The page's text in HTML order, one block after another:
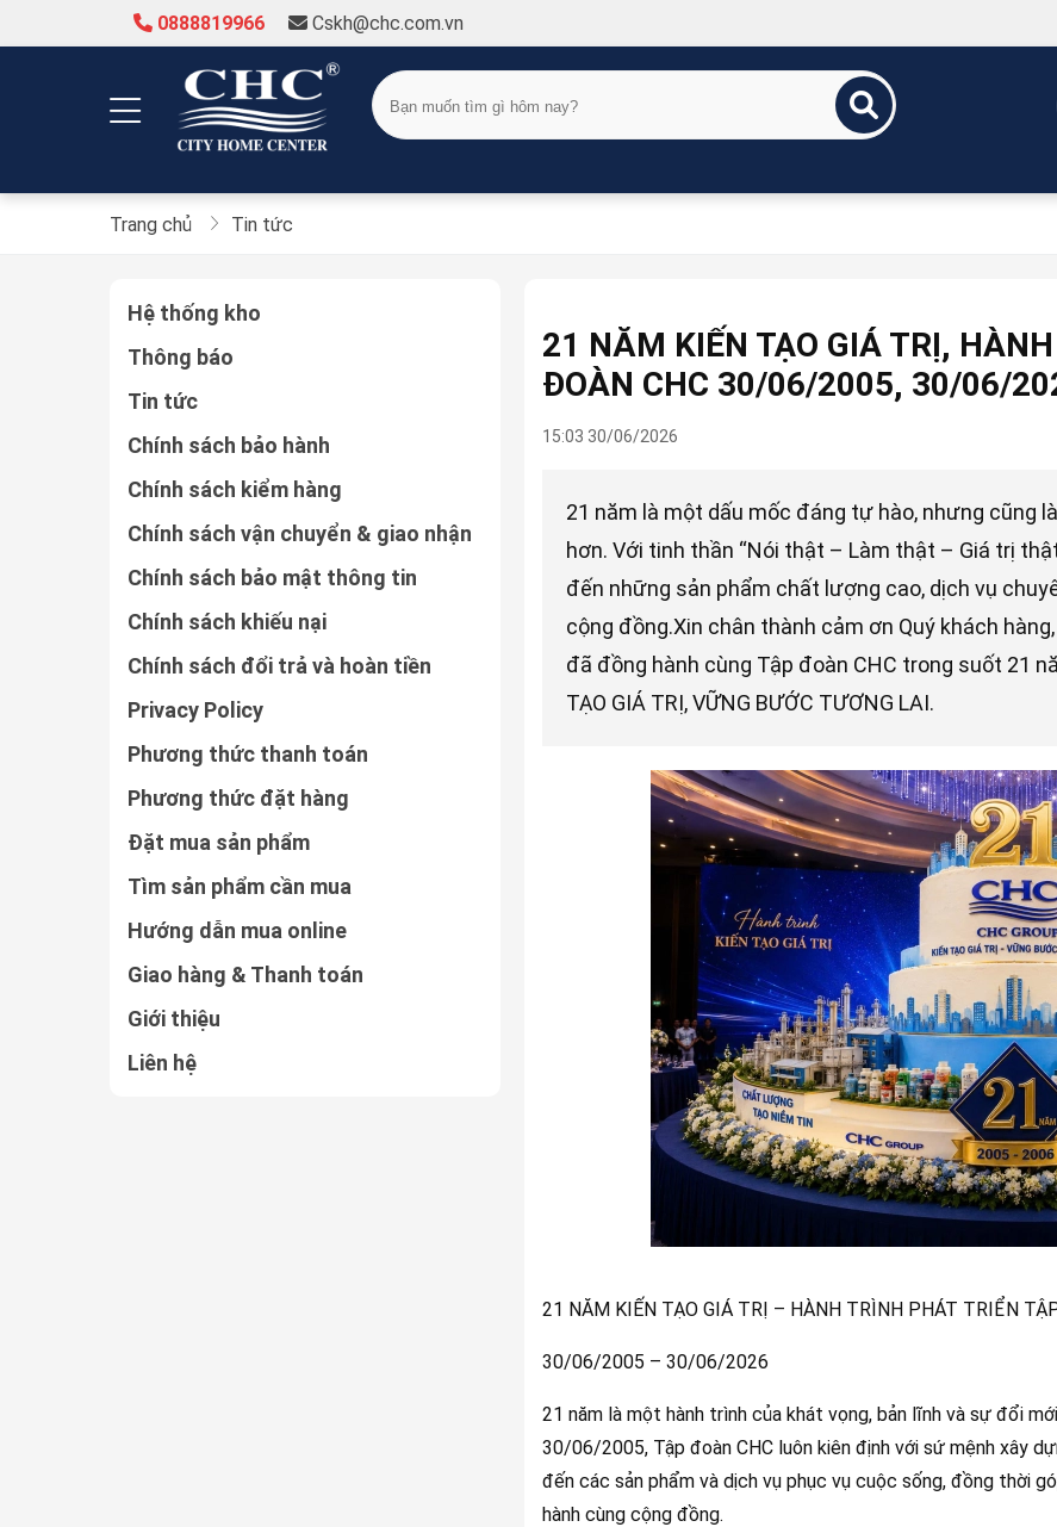
0888819966 Cskh@chc.com.vn
Trang chủ Tin tức
Hệ thống kho
Thông báo
Tin tức
Chính sách bảo hành
Chính sách kiểm hàng
Chính sách vận chuyển & giao nhận
Chính sách bảo mật thông tin
Chính sách khiếu nại
Chính sách đổi trả và hoàn tiền
Privacy Policy
Phương thức thanh toán
Phương thức đặt hàng
Đặt mua sản phẩm
Tìm sản phẩm cần mua
Hướng dẫn mua online
Giao hàng & Thanh toán
Giới thiệu
Liên hệ
21 NĂM KIẾN TẠO GIÁ TRỊ,
ĐOÀN CHC 30/06/2005, 30/06/
15:03 30/06/2026
21 năm là một dấu mốc đáng tự hào, nhưng cũng
hơn. Với tinh thần “Nói thật – Làm thật – Giá trị
đến những sản phẩm chất lượng cao, dịch vụ
cộng đồng.Xin chân thành cảm ơn Quý khách
đã đồng hành cùng Tập đoàn CHC trong suốt 21
TẠO GIÁ TRỊ, VỮNG BƯỚC TƯƠNG LAI.
21 NĂM KIẾN TẠO GIÁ TRỊ – HÀNH TRÌNH PHÁT TRIỂN
30/06/2005 – 30/06/2026
21 năm là một hành trình của khát vọng, bản lĩnh và sự đổi
30/06/2005, Tập đoàn CHC luôn kiên định với sứ mệnh xây
đến các sản phẩm và dịch vụ phục vụ cuộc sống, đồng thời
hành cùng cộng đồng.